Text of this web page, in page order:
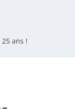
ans !